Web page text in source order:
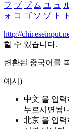
フ ブ プ ム ユ ュ
ォ コ ゴ ソ ゾ ト
http://
할 수 있습니다.
변환된 중국어를
예시)
中文 을 입력
누르시면됩
北京 을 입력